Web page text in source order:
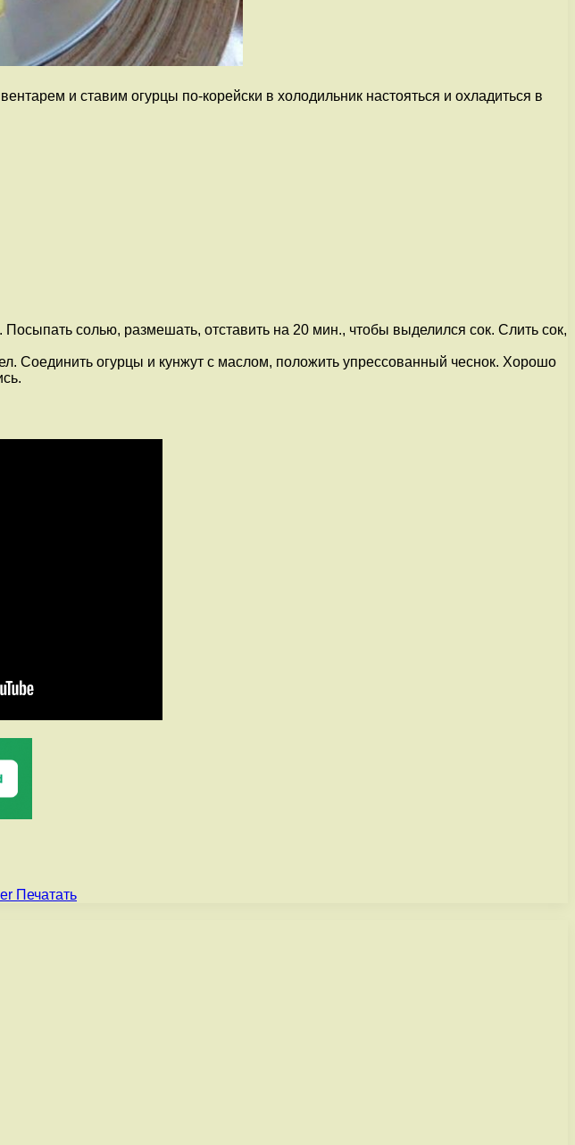
и ставим огурцы по-корейски в холодильник настояться и охладиться в
солью, размешать, отставить на 20 мин., чтобы выделился сок. Слить сок,
Соединить огурцы и кунжут с маслом, положить упрессованный чеснок. Хорошо
Печатать